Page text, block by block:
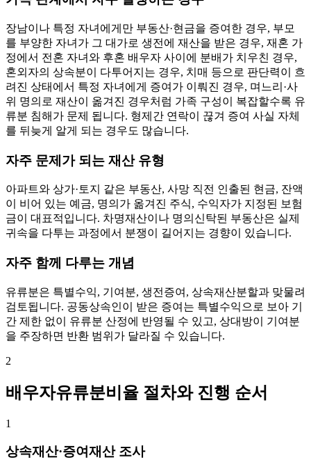
장남이나 특정 자녀에게만 부동산·현금을 증여한 경우, 부모
를 부양한 자녀가 그 대가로 생전에 재산을 받은 경우, 재혼 가
정에서 전혼 자녀와 후혼 배우자 사이에 분배가 치우친 경우,
혼외자의 상속분이 다투어지는 경우, 치매 등으로 판단력이 흐
려진 상태에서 특정 자녀에게 증여가 이뤄진 경우, 며느리·사
위 명의로 재산이 옮겨진 경우처럼 가족 구성이 복잡할수록 유
류분 침해가 문제 됩니다. 형제간 연락이 끊겨 증여 사실 자체
를 뒤늦게 알게 되는 경우도 많습니다.
자주 문제가 되는 재산 유형
아파트와 상가·토지 같은 부동산, 사망 직전 인출된 현금, 잔액
이 비어 있는 예금, 명의가 옮겨진 주식, 수익자가 지정된 보험
금이 대표적입니다. 차명재산이나 명의신탁된 부동산은 실제
귀속을 다투는 과정에서 분쟁이 길어지는 경향이 있습니다.
자주 함께 다루는 개념
유류분은 특별수익, 기여분, 생전증여, 상속재산분할과 맞물려
검토됩니다. 공동상속인이 받은 증여는 특별수익으로 보아 기
간 제한 없이 유류분 산정에 반영될 수 있고, 상대방이 기여분
을 주장하면 반환 범위가 달라질 수 있습니다.
2
배우자유류분비율 절차와 진행 순서
1
상속재산·증여재산 조사